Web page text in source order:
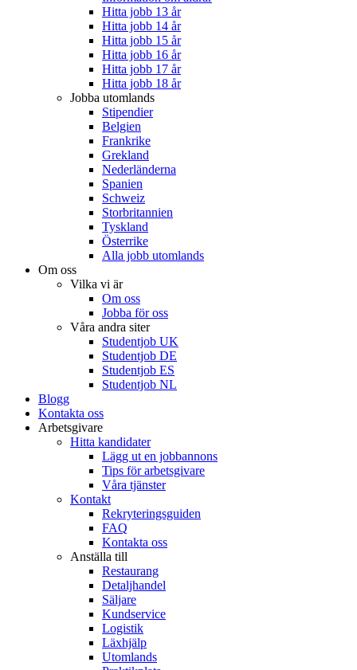
Hitta jobb 13 år
Hitta jobb 14 år
Hitta jobb 15 år
Hitta jobb 16 år
Hitta jobb 17 år
Hitta jobb 18 år
Jobba utomlands
Stipendier
Belgien
Frankrike
Grekland
Nederländerna
Spanien
Schweiz
Storbritannien
Tyskland
Österrike
Alla jobb utomlands
Om oss
Vilka vi är
Om oss
Jobba för oss
Våra andra siter
Studentjob UK
Studentjob DE
Studentjob ES
Studentjob NL
Blogg
Kontakta oss
Arbetsgivare
Hitta kandidater
Lägg ut en jobbannons
Tips för arbetsgivare
Våra tjänster
Kontakt
Rekryteringsguiden
FAQ
Kontakta oss
Anställa till
Restaurang
Detaljhandel
Säljare
Kundservice
Logistik
Läxhjälp
Utomlands